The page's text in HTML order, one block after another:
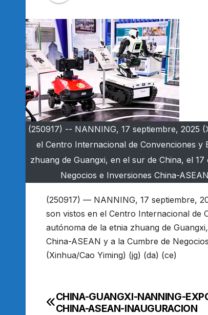
(250917) -- NANNING, 17 septiembre, 2025
el Centro Internacional de Convenciones y
zhuang de Guangxi, en el sur de China, el
Negocios e Inversiones China-
(250917) — NANNING, 17 septiembre,
son vistos en el Centro Internacional de
autónoma de la etnia zhuang de
China-ASEAN y a la Cumbre de
(Xinhua/Cao Yiming) (jg) (da) (ce)
Navegación
CHINA-GUANGXI-NANNING-
CHINA-ASEAN-INAUGURACION